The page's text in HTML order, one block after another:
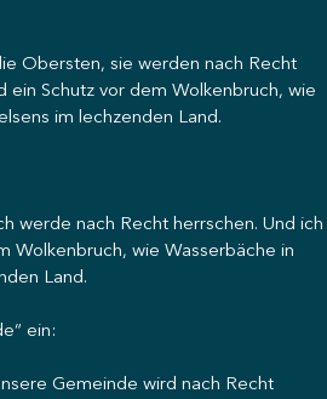
Obersten, sie werden nach Recht
ein Schutz vor dem Wolkenbruch, wie
im lechzenden Land.
werde nach Recht herrschen. Und ich
Wolkenbruch, wie Wasserbäche in
Land.
ein:
Gemeinde wird nach Recht